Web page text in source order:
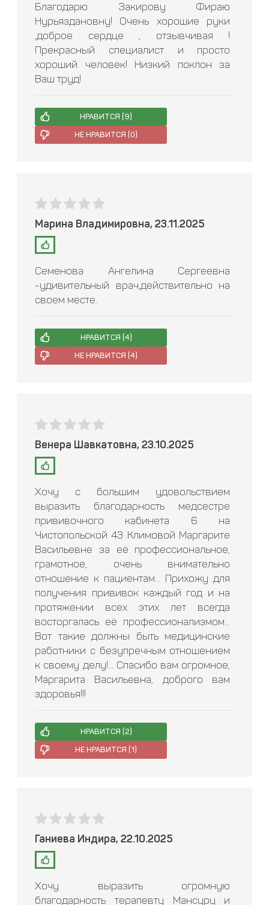
Благодарю Закирову Фираю
Нурьяздановну! Очень хорошие руки
,доброе сердце , отзывчивая !
Прекрасный специалист и просто
хороший человек! Низкий поклон за
Ваш труд!
НРАВИТСЯ (9)
НЕ НРАВИТСЯ (0)
Марина Владимировна, 23.11.2025
Семенова Ангелина Сергеевна
-удивительный врач,действительно на
своем месте.
НРАВИТСЯ (4)
НЕ НРАВИТСЯ (4)
Венера Шавкатовна, 23.10.2025
Хочу с большим удовольствием
выразить благодарность медсестре
прививочного кабинета 6 на
Чистопольской 43 Климовой Маргарите
Васильевне за её профессиональное,
грамотное, очень внимательно
отношение к пациентам... Прихожу для
получения прививок каждый год и на
протяжении всех этих лет всегда
восторгалась её профессионализмом...
Вот такие должны быть медицинские
работники с безупречным отношением
к своему делу!... Спасибо вам огромное,
Маргарита Васильевна, доброго вам
здоровья!!!
НРАВИТСЯ (2)
НЕ НРАВИТСЯ (1)
Ганиева Индира, 22.10.2025
Хочу выразить огромную
благодарность терапевту Мансуру и